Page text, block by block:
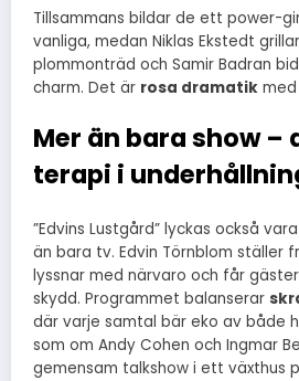
Tillsammans bildar de ett power-
vanliga, medan Niklas Ekstedt
plommonträd och Samir Badran
charm. Det är rosa dramatik
Mer än bara show –
terapi i
”Edvins Lustgård” lyckas också
än bara tv. Edvin Törnblom ställer
lyssnar med närvaro och får
skydd. Programmet balanserar
där varje samtal bär eko av både
som om Andy Cohen och Ingmar
gemensam talkshow i ett växthus